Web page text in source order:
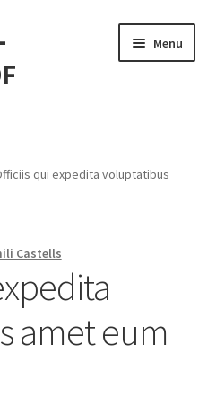
Menu
qui expedita voluptatibus
Castells
amet eum